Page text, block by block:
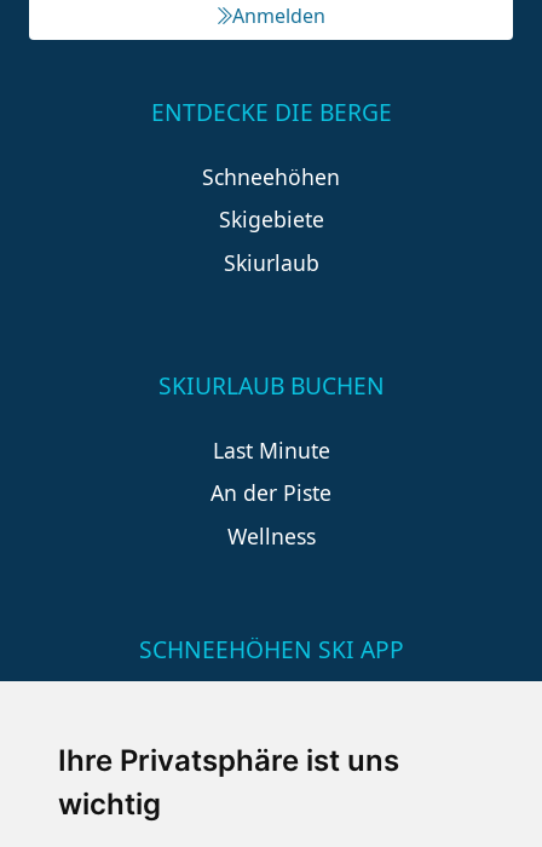
Ihre Privatsphäre ist uns
wichtig
Anmelden
ENTDECKE DIE BERGE
Schneehöhen
Skigebiete
Skiurlaub
SKIURLAUB BUCHEN
Last Minute
An der Piste
Wellness
SCHNEEHÖHEN SKI APP